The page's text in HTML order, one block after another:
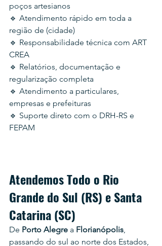
poços artesianos
🔹 Atendimento rápido em toda a
região de (cidade)
🔹 Responsabilidade técnica com ART
CREA
🔹 Relatórios, documentação e
regularização completa
🔹 Atendimento a particulares,
empresas e prefeituras
🔹 Suporte direto com o DRH-RS e
FEPAM
Atendemos Todo o Rio
Grande do Sul (RS) e Santa
Catarina (SC)
De Porto Alegre a Florianópolis,
passando do sul ao norte dos Estados,